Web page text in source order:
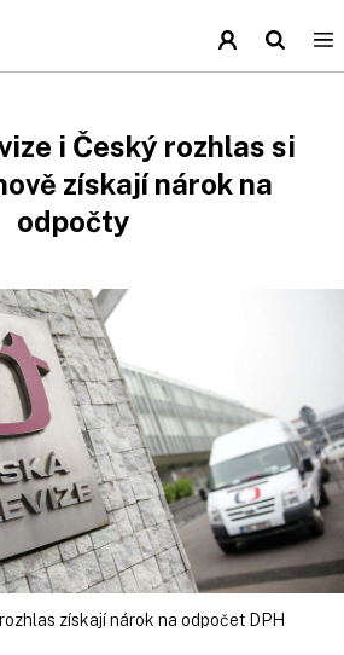
i Český rozhlas si
získají nárok na
odpočty
získají nárok na odpočet DPH